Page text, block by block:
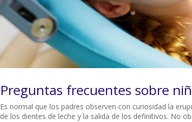
Preguntas frecuentes sobre
Es normal que los padres observen con curiosidad la
de los dientes de leche y la salida de los definitivos. No